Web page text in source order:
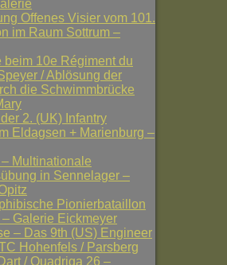
Offenes Visier vom 101.
im Raum Sottrum –
beim 10e Régiment du
/ Ablösung der
die Schwimmbrücke
2. (UK) Infantry
Eldagsen + Marienburg –
Multinationale
in Sennelager –
Pionierbataillon
Galerie Eickmeyer
– Das 9th (US) Engineer
Hohenfels / Parsberg
/ Quadriga 26 –